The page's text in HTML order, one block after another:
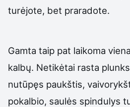
turėjote, bet praradote.
Gamta taip pat laikoma
kalbų. Netikėtai rasta
nutūpęs paukštis,
pokalbio, saulės spindulys